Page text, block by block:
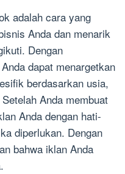
adalah cara yang
Anda dan menarik
Dengan
dapat menargetkan
berdasarkan usia,
Anda membuat
Anda dengan hati-
diperlukan. Dengan
bahwa iklan Anda